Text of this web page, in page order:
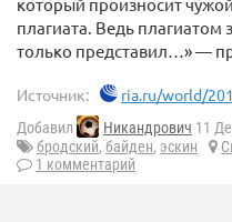
плагиата. Ведь плагиатом
только представил…» —
Источник: ria.ru/world/
Добавил Никандрович 11
бродский, байден, эскин
1 комментарий